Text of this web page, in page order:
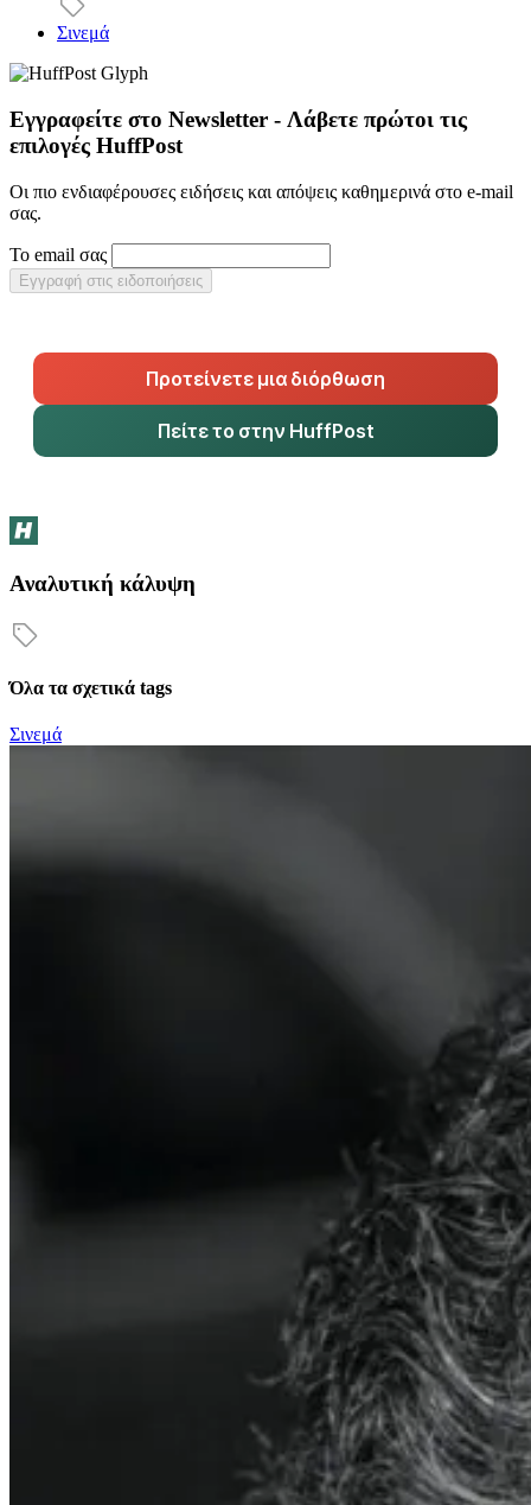
Σινεμά
Εγγραφείτε στο Newsletter - Λάβετε πρώτοι τις
επιλογές HuffPost
Οι πιο ενδιαφέρουσες ειδήσεις και απόψεις καθημερινά στο e-mail
σας.
Το email σας
Εγγραφή στις ειδοποιήσεις
Προτείνετε μια διόρθωση
Πείτε το στην HuffPost
Αναλυτική κάλυψη
Όλα τα σχετικά tags
Σινεμά